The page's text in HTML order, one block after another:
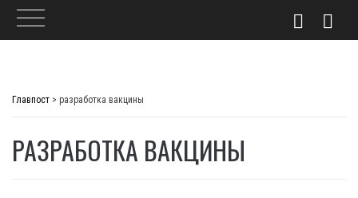
Главпост > разработка вакцины
РАЗРАБОТКА ВАКЦИНЫ